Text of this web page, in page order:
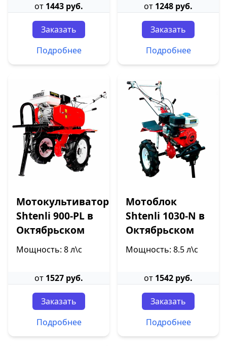
от 1443 руб.
Заказать
Подробнее
от 1248 руб.
Заказать
Подробнее
Мотокультиватор
Shtenli 900-PL в
Октябрьском
Мощность: 8 л\с
от 1527 руб.
Заказать
Подробнее
Мотоблок
Shtenli 1030-N в
Октябрьском
Мощность: 8.5 л\с
от 1542 руб.
Заказать
Подробнее